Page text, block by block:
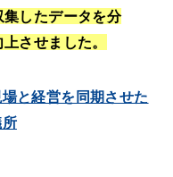
したデータを分
させました。
と経営を同期させた